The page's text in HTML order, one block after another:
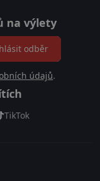
na výlety
údajů.
odběr
TikTok